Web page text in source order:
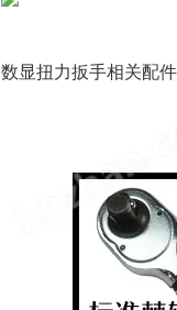
数显扭力扳手相关配件